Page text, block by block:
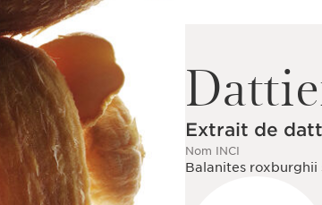
Extrait de
Nom INCI
Balanites roxburghii